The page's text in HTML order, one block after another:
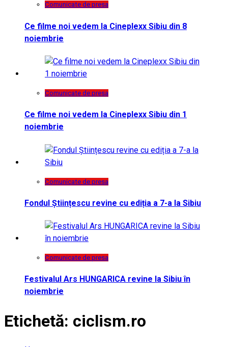
Comunicate de presa
Ce filme noi vedem la Cineplexx Sibiu din 8
noiembrie
Comunicate de presa
Ce filme noi vedem la Cineplexx Sibiu din 1
noiembrie
Comunicate de presa
Fondul Științescu revine cu ediția a 7-a la Sibiu
Comunicate de presa
Festivalul Ars HUNGARICA revine la Sibiu în
noiembrie
Etichetă: ciclism.ro